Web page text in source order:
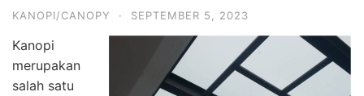
KANOPI/CANOPY · SEPTEMBER 5, 2023
Kanopi
merupakan
salah satu